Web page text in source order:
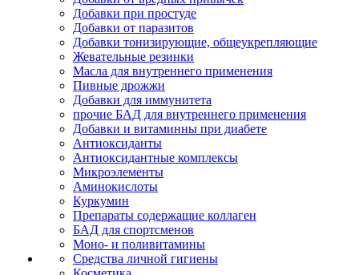
Добавки при простуде
Добавки от паразитов
Добавки тонизирующие, общеукрепляющие
Жевательные резинки
Масла для внутреннего применения
Пивные дрожжи
Добавки для иммунитета
прочие БАД для внутреннего применения
Добавки и витаминны при диабете
Антиоксиданты
Антиоксидантные комплексы
Микроэлементы
Аминокислоты
Куркумин
Препараты содержащие коллаген
БАД для спортсменов
Моно- и поливитамины
Средства личной гигиены